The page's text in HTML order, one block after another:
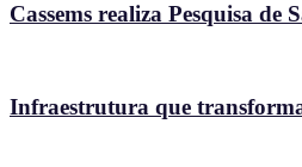
Cassems realiza Pesquisa de
Infraestrutura que